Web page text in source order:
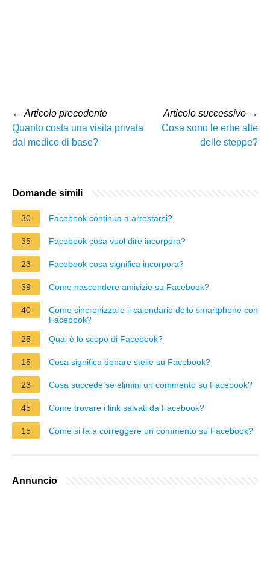
← Articolo precedente
Quanto costa una visita privata
dal medico di base?
Articolo successivo →
Cosa sono le erbe alte
delle steppe?
Domande simili
30 Facebook continua a arrestarsi?
35 Facebook cosa vuol dire incorpora?
23 Facebook cosa significa incorpora?
39 Come nascondere amicizie su Facebook?
40
Come sincronizzare il calendario dello smartphone con
Facebook?
25
Qual è lo scopo di Facebook?
15 Cosa significa donare stelle su Facebook?
23 Cosa succede se elimini un commento su Facebook?
45 Come trovare i link salvati da Facebook?
15 Come si fa a correggere un commento su Facebook?
Annuncio